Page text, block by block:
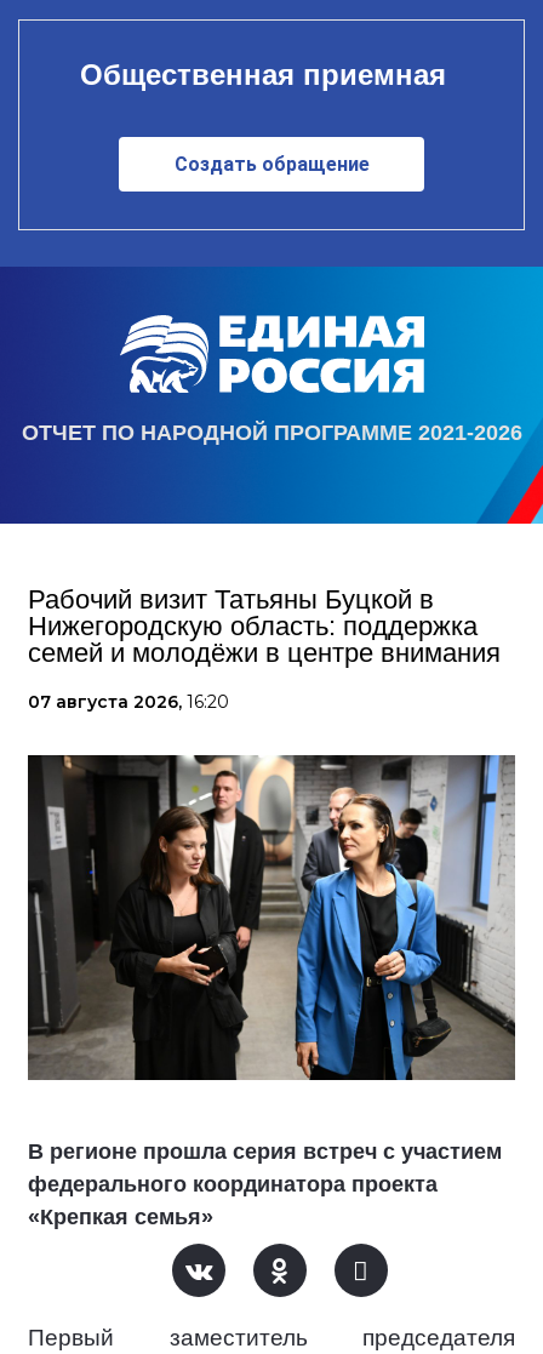
Общественная приемная
Создать обращение
ОТЧЕТ ПО НАРОДНОЙ ПРОГРАММЕ 2021-2026
Рабочий визит Татьяны Буцкой в
Нижегородскую область: поддержка
семей и молодёжи в центре внимания
07 августа 2026, 16:20
В регионе прошла серия встреч с участием
федерального координатора проекта
«Крепкая семья»
Первый заместитель председателя